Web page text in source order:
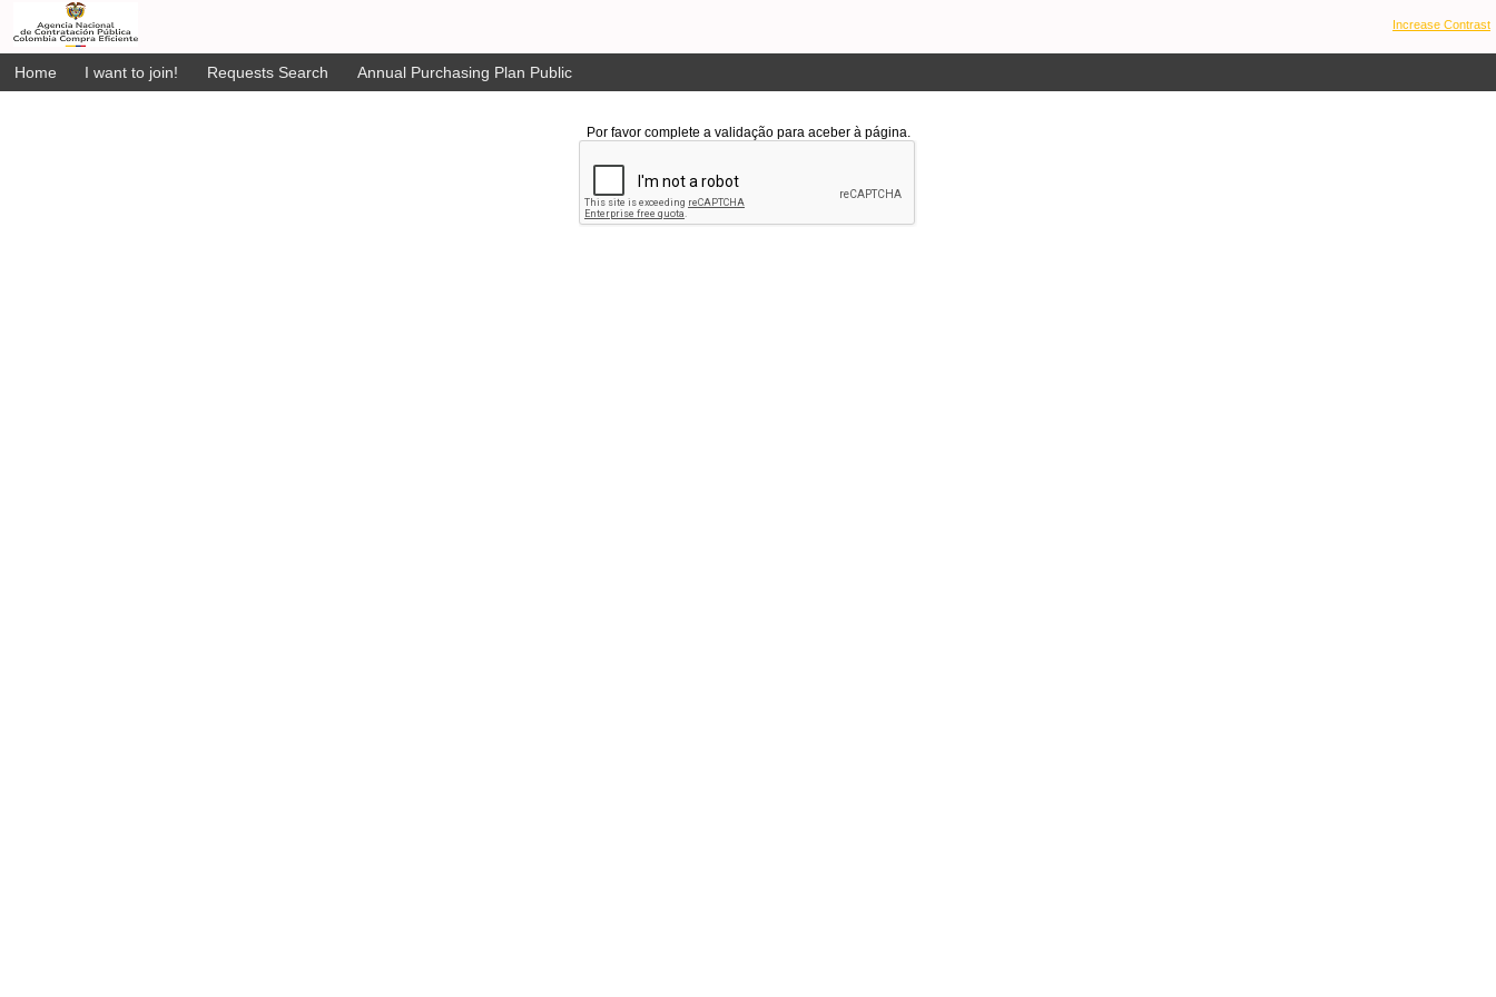
Increase Contrast
Home I want to join! Requests Search Annual Purchasing Plan Public
Por favor complete a validação para aceber à página.